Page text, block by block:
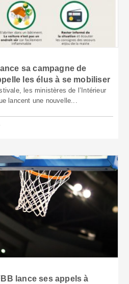
sa campagne de
les élus à se mobiliser
les ministères de l’Intérieur
lancent une nouvelle...
lance ses appels à